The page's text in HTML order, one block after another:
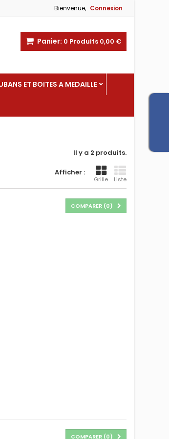
Bienvenue, Connexion
Panier: 0 Produits 0,00 €
ET BOITES A MEDAILLE
Il y a 2 produits.
Afficher :
Grille Liste
COMPARER (0)
COMPARER (0)